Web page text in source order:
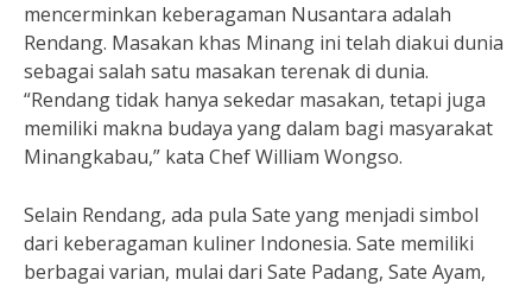
mencerminkan keberagaman Nusantara adalah
Rendang. Masakan khas Minang ini telah diakui dunia
sebagai salah satu masakan terenak di dunia.
“Rendang tidak hanya sekedar masakan, tetapi juga
memiliki makna budaya yang dalam bagi masyarakat
Minangkabau,” kata Chef William Wongso.
Selain Rendang, ada pula Sate yang menjadi simbol
dari keberagaman kuliner Indonesia. Sate memiliki
berbagai varian, mulai dari Sate Padang, Sate Ayam,